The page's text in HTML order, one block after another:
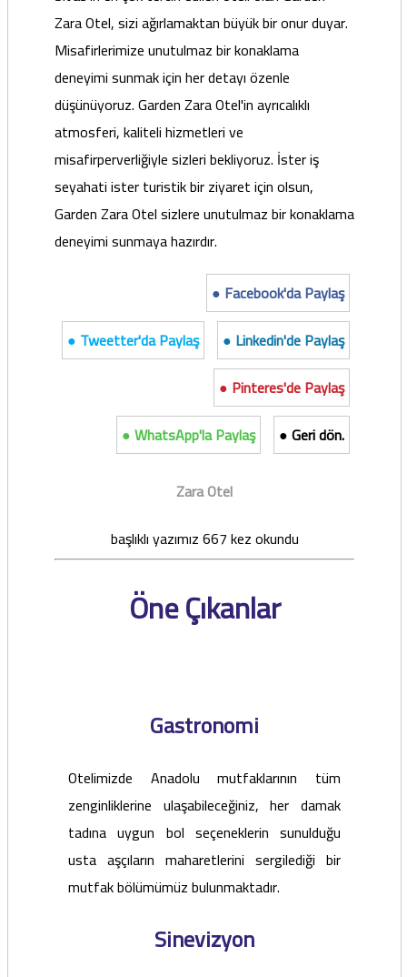
Zara Otel, sizi ağırlamaktan büyük bir onur duyar.
Misafirlerimize unutulmaz bir konaklama
deneyimi sunmak için her detayı özenle
düşünüyoruz. Garden Zara Otel'in ayrıcalıklı
atmosferi, kaliteli hizmetleri ve
misafirperverliğiyle sizleri bekliyoruz. İster iş
seyahati ister turistik bir ziyaret için olsun,
Garden Zara Otel sizlere unutulmaz bir konaklama
deneyimi sunmaya hazırdır.
● Facebook'da Paylaş
● Tweetter'da Paylaş
● Linkedin'de Paylaş
● Pinteres'de Paylaş
● WhatsApp'la Paylaş
● Geri dön.
Zara Otel
başlıklı yazımız 667 kez okundu
Öne Çıkanlar
Gastronomi
Otelimizde Anadolu mutfaklarının tüm
zenginliklerine ulaşabileceğiniz, her damak
tadına uygun bol seçeneklerin sunulduğu
usta aşçıların maharetlerini sergilediği bir
mutfak bölümümüz bulunmaktadır.
Sinevizyon